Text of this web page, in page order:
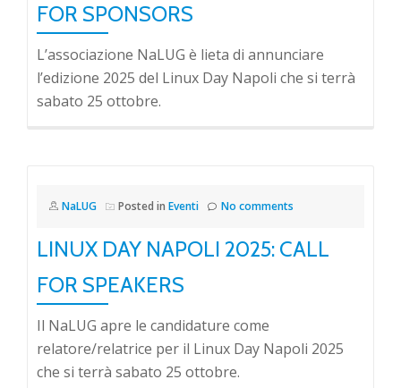
FOR SPONSORS
L’associazione NaLUG è lieta di annunciare
l’edizione 2025 del Linux Day Napoli che si terrà
sabato 25 ottobre.
NaLUG Posted in Eventi No comments
LINUX DAY NAPOLI 2025: CALL
FOR SPEAKERS
Il NaLUG apre le candidature come
relatore/relatrice per il Linux Day Napoli 2025
che si terrà sabato 25 ottobre.